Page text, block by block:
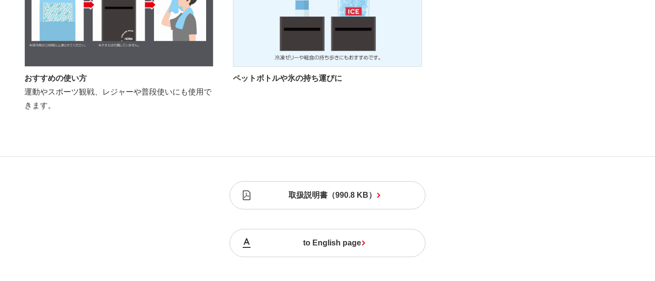
おすすめの使い方
運動やスポーツ観戦、レジャーや普段使いにも使用で
きます。
ペットボトルや氷の持ち運びに
取扱説明書（990.8 KB）
to English page